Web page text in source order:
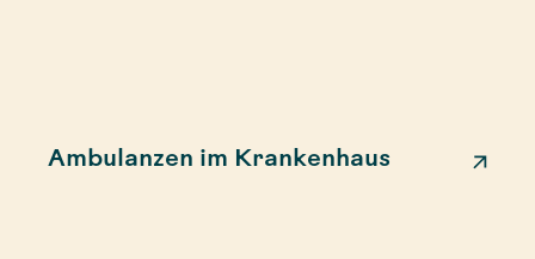
Ambulanzen im Krankenhaus